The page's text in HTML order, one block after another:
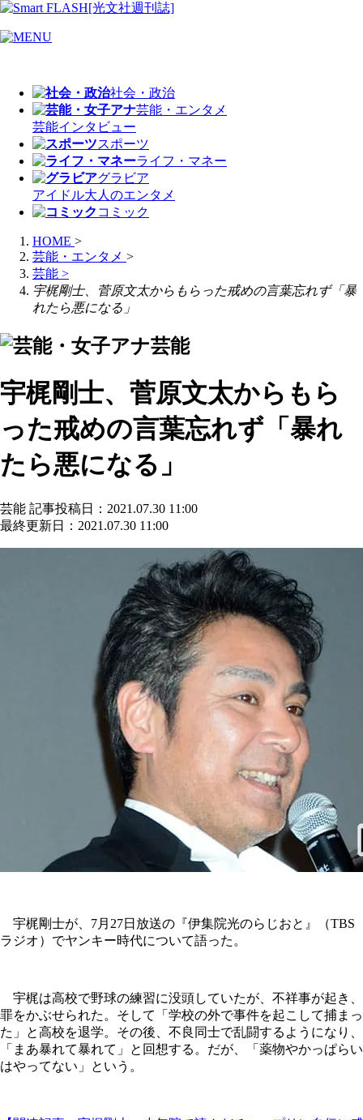
社会・政治
芸能・エンタメ
芸能インタビュー
スポーツ
ライフ・マネー
グラビア
アイドル大人のエンタメ
コミック
HOME >
芸能・エンタメ >
芸能 >
宇梶剛士、菅原文太からもらった戒めの言葉忘れず「暴
れたら悪になる」
芸能
宇梶剛士、菅原文太からもら
った戒めの言葉忘れず「暴れ
たら悪になる」
芸能 記事投稿日：2021.07.30 11:00
最終更新日：2021.07.30 11:00
宇梶剛士が、7月27日放送の『伊集院光のらじおと』（TBS
ラジオ）でヤンキー時代について語った。
宇梶は高校で野球の練習に没頭していたが、不祥事が起き、
罪をかぶせられた。そして「学校の外で事件を起こして捕まっ
た」と高校を退学。その後、不良同士で乱闘するようになり、
「まあ暴れて暴れて」と回想する。だが、「薬物やかっぱらい
はやってない」という。